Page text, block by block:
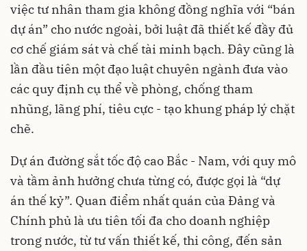
việc tư nhân tham gia không đồng nghĩa với “bán
dự án” cho nước ngoài, bởi luật đã thiết kế đầy đủ
cơ chế giám sát và chế tài minh bạch. Đây cũng là
lần đầu tiên một đạo luật chuyên ngành đưa vào
các quy định cụ thể về phòng, chống tham
nhũng, lãng phí, tiêu cực - tạo khung pháp lý chặt
chẽ.
Dự án đường sắt tốc độ cao Bắc - Nam, với quy mô
và tầm ảnh hưởng chưa từng có, được gọi là “dự
án thế kỷ”. Quan điểm nhất quán của Đảng và
Chính phủ là ưu tiên tối đa cho doanh nghiệp
trong nước, từ tư vấn thiết kế, thi công, đến sản